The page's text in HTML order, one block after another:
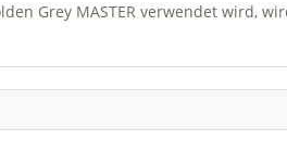
Grey MASTER verwendet wird,